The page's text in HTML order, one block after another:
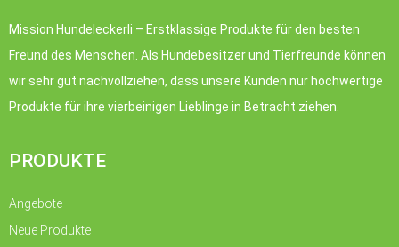
Mission Hundeleckerli – Erstklassige Produkte für den besten
Freund des Menschen. Als Hundebesitzer und Tierfreunde können
wir sehr gut nachvollziehen, dass unsere Kunden nur hochwertige
Produkte für ihre vierbeinigen Lieblinge in Betracht ziehen.
PRODUKTE
Angebote
Neue Produkte